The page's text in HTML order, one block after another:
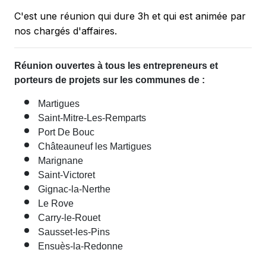
C'est une réunion qui dure 3h et qui est animée par
nos chargés d'affaires.
Réunion ouvertes à tous les entrepreneurs et
porteurs de projets sur les communes de :
Martigues
Saint-Mitre-Les-Remparts
Port De Bouc
Châteauneuf les Martigues
Marignane
Saint-Victoret
Gignac-la-Nerthe
Le Rove
Carry-le-Rouet
Sausset-les-Pins
Ensuès-la-Redonne